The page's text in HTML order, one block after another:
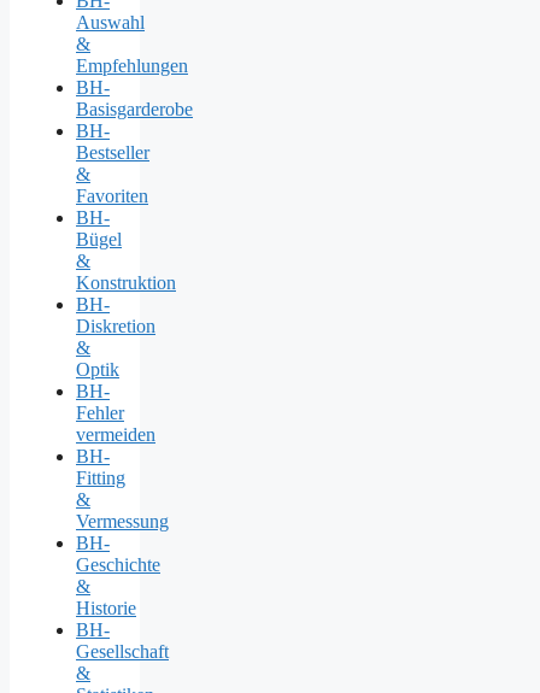
Auswahl
&
Empfehlungen
BH-
Basisgarderobe
BH-
Bestseller
&
Favoriten
BH-
Bügel
&
Konstruktion
BH-
Diskretion
&
Optik
BH-
Fehler
vermeiden
BH-
Fitting
&
Vermessung
BH-
Geschichte
&
Historie
BH-
Gesellschaft
&